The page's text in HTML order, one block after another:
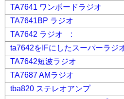
TA7641 ワンボードラジオ
TA7641BP ラジオ
TA7642 ラジオ :
ta7642をIFにしたスーパーラジ
TA7642短波ラジオ
TA7687 AMラジオ
tba820 ステレオアンプ